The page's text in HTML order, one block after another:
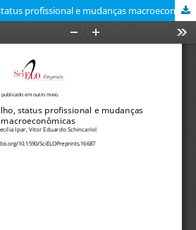
Sentido do trabalho, status profissional e mudanças macroeconômicas